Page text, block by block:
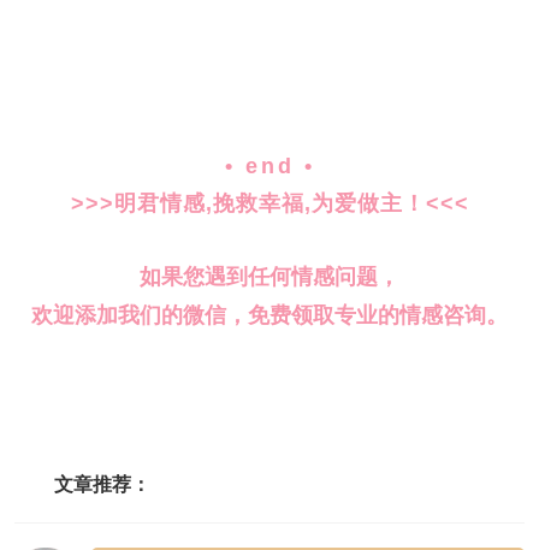
• end •
>>>明君情感,挽救幸福,为爱做主！<<<
如果您遇到任何情感问题，
欢迎添加我们的微信，免费领取专业的情感咨询。
文章推荐：